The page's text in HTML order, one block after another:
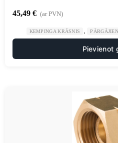
45,49 € (ar PVN)
KEMPINGA KRĀSNIS
Pievienot